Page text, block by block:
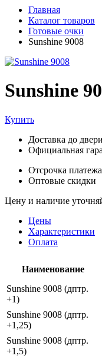
Главная
Каталог товаров
Готовые очки
Sunshine 9008
Sunshine
Купить
Доставка до двери
Официальная
Отсрочка платежа
Оптовые скидки
Цену и наличие
Цены
Характеристики
Оплата
Наименование
Sunshine 9008 (дптр.
+1)
Sunshine 9008 (дптр.
+1,25)
Sunshine 9008 (дптр.
+1,5)